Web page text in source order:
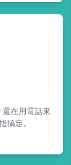
在用電話來
搞定。